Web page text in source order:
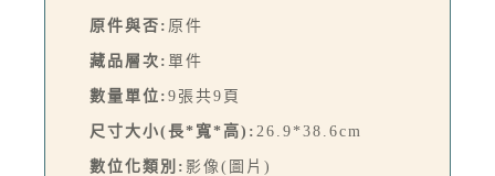
原件與否: 原件
藏品層次: 單件
數量單位: 9張共9頁
尺寸大小(長*寬*高): 26.9*38.6cm
數位化類別: 影像(圖片)